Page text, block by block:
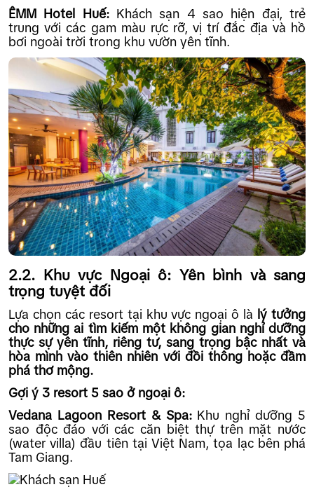
ÊMM Hotel Huế:Khách sạn 4 sao hiện đại, trẻ
trung với các gam màu rực rỡ, vị trí đắc địa và hồ
bơi ngoài trời trong khu vườn yên tĩnh.
2.2. Khu vực Ngoại ô: Yên bình và sang
trọng tuyệt đối
Lựa chọn các resort tại khu vực ngoại ô là lý tưởng
cho những ai tìm kiếm một không gian nghỉ dưỡng
thực sự yên tĩnh, riêng tư, sang trọng bậc nhất và
hòa mình vào thiên nhiên với đồi thông hoặc đầm
phá thơ mộng.
Gợi ý 3 resort 5 sao ở ngoại ô:
Vedana Lagoon Resort & Spa:Khu nghỉ dưỡng 5
sao độc đáo với các căn biệt thự trên mặt nước
(water villa) đầu tiên tại Việt Nam, tọa lạc bên phá
Tam Giang.